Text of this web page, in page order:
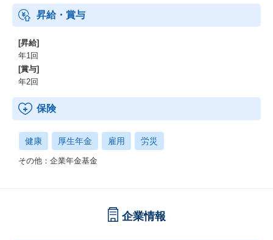
昇給・賞与
[昇給]
年1回
[賞与]
年2回
保険
健康 厚生年金 雇用 労災
その他：企業年金基金
企業情報